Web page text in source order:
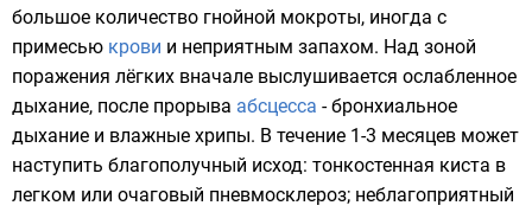
большое количество гнойной мокроты, иногда с
примесью крови и неприятным запахом. Над зоной
поражения лёгких вначале выслушивается ослабленное
дыхание, после прорыва абсцесса - бронхиальное
дыхание и влажные хрипы. В течение 1-3 месяцев может
наступить благополучный исход: тонкостенная киста в
легком или очаговый пневмосклероз; неблагоприятный